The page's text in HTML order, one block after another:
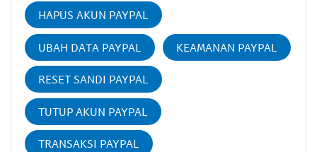
HAPUS AKUN PAYPAL
UBAH DATA PAYPAL KEAMANAN PAYPAL
RESET SANDI PAYPAL
TUTUP AKUN PAYPAL
TRANSAKSI PAYPAL